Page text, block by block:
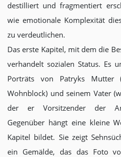
destilliert und fragmentiert
wie emotionale Komplexität
zu verdeutlichen.
Das erste Kapitel, mit dem die
verhandelt sozialen Status. Es
Porträts von Patryks Mutter
Wohnblock) und seinem Vater
der er Vorsitzender der
Gegenüber hängt eine kleine
Kapitel bildet. Sie zeigt
ein Gemälde, das das Foto